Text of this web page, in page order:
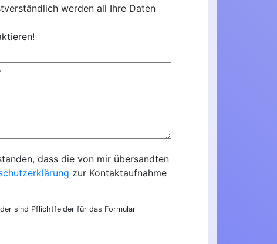
werden all Ihre Daten
dass die von mir übersandten
zur Kontaktaufnahme
sind Pflichtfelder für das Formular